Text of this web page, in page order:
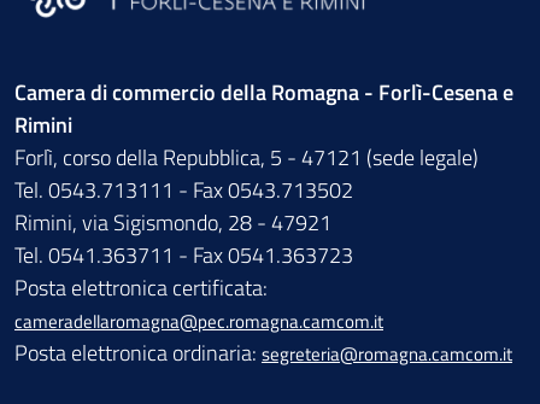
Camera di commercio della Romagna - Forlì-Cesena e
Rimini
Forlì, corso della Repubblica, 5 - 47121 (sede legale)
Tel. 0543.713111 - Fax 0543.713502
Rimini, via Sigismondo, 28 - 47921
Tel. 0541.363711 - Fax 0541.363723
Posta elettronica certificata:
cameradellaromagna@pec.romagna.camcom.it
Posta elettronica ordinaria: segreteria@romagna.camcom.it